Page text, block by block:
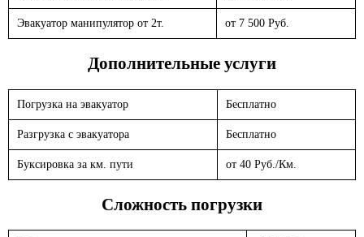
Эвакуатор манипулятор от 2т. от 7 500 Руб.
Дополнительные услуги
Погрузка на эвакуатор Бесплатно
Разгрузка с эвакуатора Бесплатно
Буксировка за км. пути от 40 Руб./Км.
Сложность погрузки